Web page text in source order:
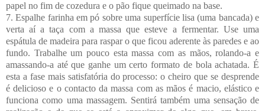
papel no fim de cozedura e o pão fique queimado na base.
7. Espalhe farinha em pó sobre uma superfície lisa (uma bancada) e
verta aí a taça com a massa que esteve a fermentar. Use uma
espátula de madeira para raspar o que ficou aderente às paredes e ao
fundo. Trabalhe um pouco esta massa com as mãos, rolando-a e
amassando-a até que ganhe um certo formato de bola achatada. É
esta a fase mais satisfatória do processo: o cheiro que se desprende
é delicioso e o contacto da massa com as mãos é macio, elástico e
funciona como uma massagem. Sentirá também uma sensação de